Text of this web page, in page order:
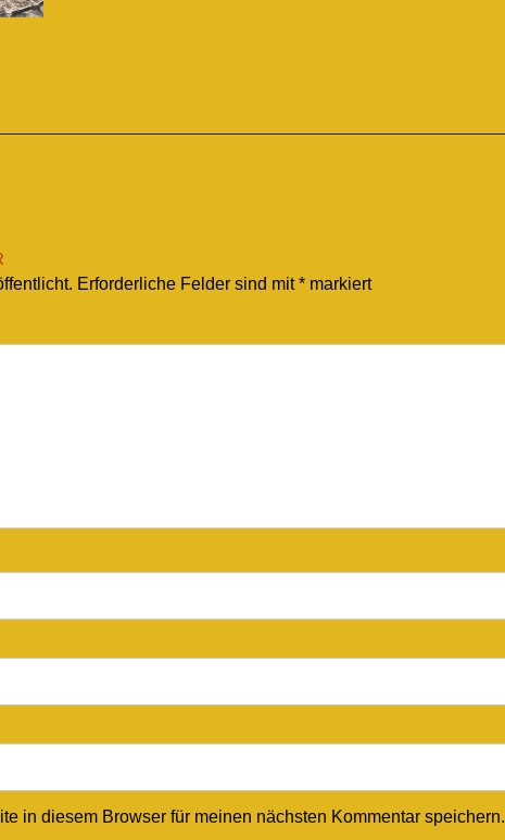
Erforderliche Felder sind mit* markiert
in diesem Browser für meinen nächsten Kommentar speichern.